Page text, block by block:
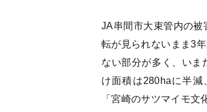
JA串間市大束管内の
転が見られないまま3
ない部分が多く、いま
け面積は280haに半
「宮崎のサツマイモ文